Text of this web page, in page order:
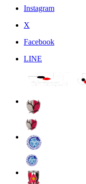
Instagram
X
Facebook
LINE